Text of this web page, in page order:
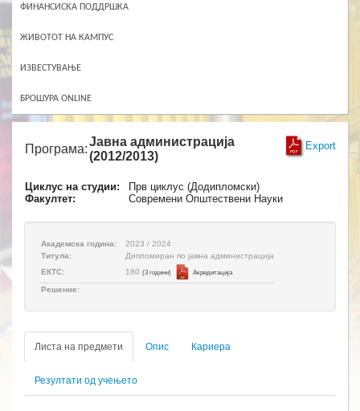
ФИНАНСИСКА ПОДДРШКА
ЖИВОТОТ НА КАМПУС
ИЗВЕСТУВАЊЕ
БРОШУРА ONLINE
Export
Програма:
Јавна администрација
(2012/2013)
Циклус на студии:
Прв циклус (Додипломски)
Факултет:
Современи Општествени Науки
Академска година:
2023 / 2024
Титула:
Дипломиран по јавна администрација
ЕКТС:
180 (3 години) Aкредитација
Решение:
Листа на предмети Опис Кариера
Резултати од учењето